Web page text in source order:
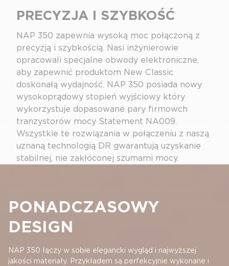
PRECYZJA I SZYBKOŚĆ
NAP 350 zapewnia wysoką moc połączoną z
precyzją i szybkością. Nasi inżynierowie
opracowali specjalne obwody elektroniczne,
aby zapewnić produktom New Classic
doskonałą wydajność. NAP 350 posiada nowy
wysokoprądowy stopień wyjściowy który
wykorzystuje dopasowane pary firmowch
tranzystorów mocy Statement NA009.
Wszystkie te rozwiązania w połączeniu z naszą
uznaną technologią DR gwarantują uzyskanie
stabilnej, nie zakłóconej szumami mocy.
PONADCZASOWY
DESIGN
NAP 350 łączy w sobie elegancki wygląd i najwyższej
jakości materiały. Przykładem są perfekcyjnie wykonane i